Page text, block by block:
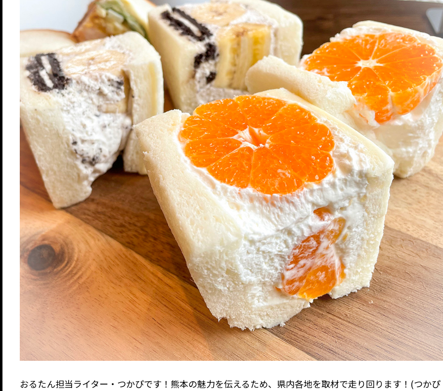
おるたん担当ライター・つかぴです！熊本の魅力を伝えるため、県内各地を取材で走り回ります！(つかぴ